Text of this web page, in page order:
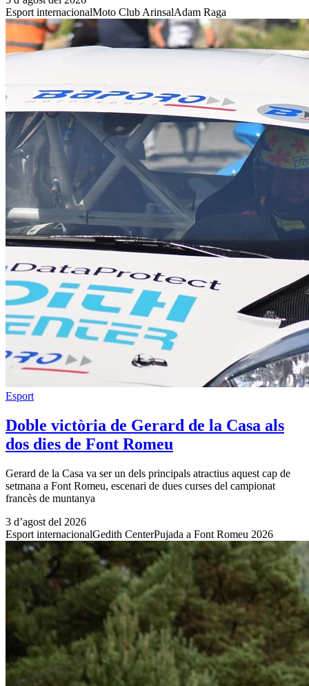
Esport internacionalMoto Club ArinsalAdam Raga
Esport
Doble victòria de Gerard de la Casa als
dos dies de Font Romeu
Gerard de la Casa va ser un dels principals atractius aquest cap de
setmana a Font Romeu, escenari de dues curses del campionat
francès de muntanya
3 d’agost del 2026
Esport internacionalGedith CenterPujada a Font Romeu 2026